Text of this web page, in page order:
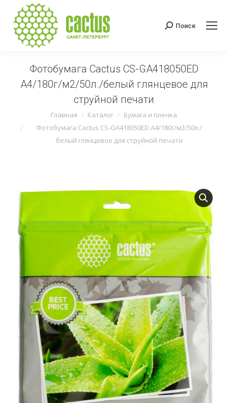
Поиск:
Поиск
Фотобумага Cactus CS-GA418050ED
A4/180г/м2/50л./белый глянцевое для
струйной печати
Главная Каталог
Бумага и пленка
Фотобумага Cactus CS-GA418050ED A4/180г/м2/50л./
белый глянцевое для струйной печати